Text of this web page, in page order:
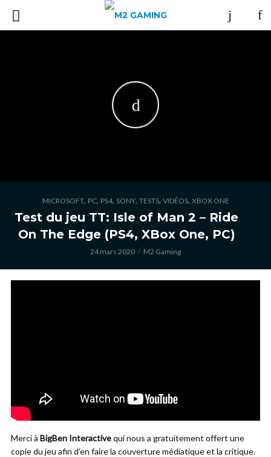
MICROSOFT, PC, PS4, SONY, TESTS, VIDÉOS, XBOX ONE
Test du jeu TT: Isle of Man 2 – Ride
On The Edge (PS4, XBox One, PC)
24 mars 2020 M2 Gaming
Merci à BigBen Interactivequi nous a gratuitement offert une
copie du jeu afin d’en faire la couverture médiatique et la critique.